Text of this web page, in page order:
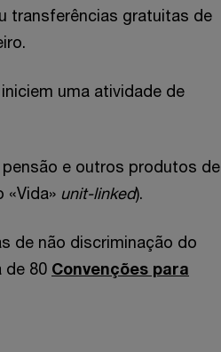
transferências gratuitas de
uma atividade de
e outros produtos de
«Vida» unit-linked).
de não discriminação do
de 80 Convenções para